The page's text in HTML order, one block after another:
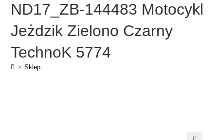
ND17_ZB-144483 Motocykl
Jeżdzik Zielono Czarny
TechnoK 5774
> Sklep